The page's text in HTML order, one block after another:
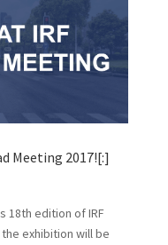
Meeting 2017![:]
18th edition of IRF
exhibition will be